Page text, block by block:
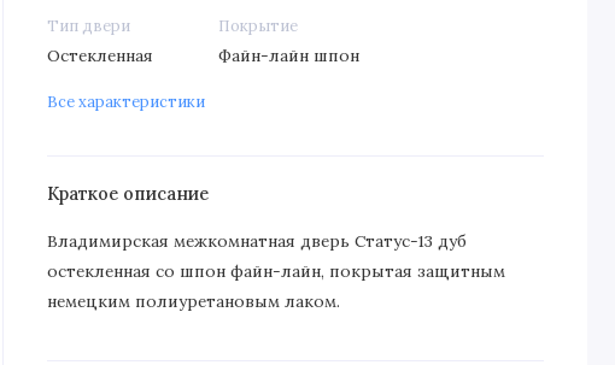
Тип двери
Остекленная
Покрытие
Файн-лайн шпон
Все характеристики
Краткое описание
Владимирская межкомнатная дверь Статус-13 дуб
остекленная со шпон файн-лайн, покрытая защитным
немецким полиуретановым лаком.